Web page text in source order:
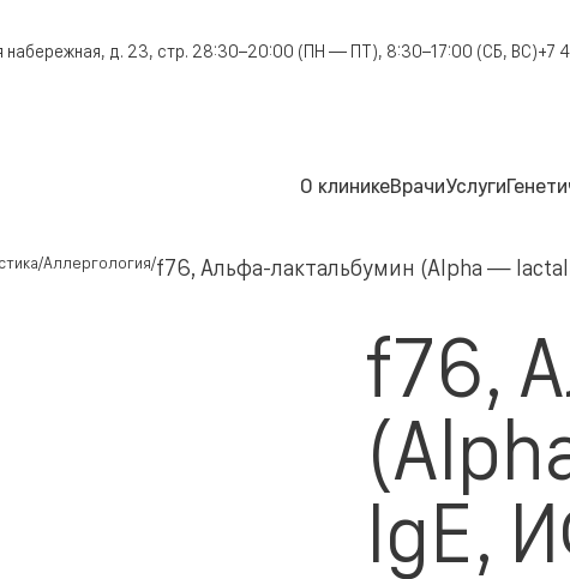
набережная, д. 23, стр. 28:30–20:00 (ПН — ПТ), 8:30–17:00 (СБ, ВС)+7
О клиникеВрачиУслуги
Аллергология f76, Альфа-лактальбумин (Alpha —
f76,
IgE,